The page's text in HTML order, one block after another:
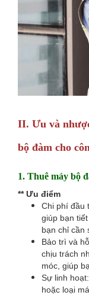
II. Ưu và
bộ đàm cho
1. Thuê máy bộ
** Ưu điểm
Chi phí đầu
giúp bạn
bạn chỉ cần
Bảo trì và
chịu trách
móc, giúp
Sự linh
hoặc loại